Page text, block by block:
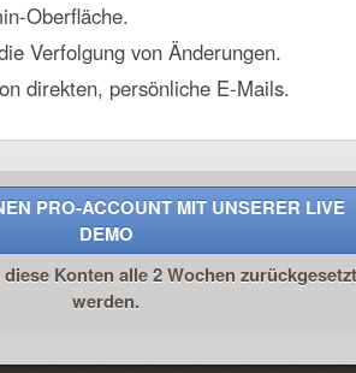
Oberfläche.
Verfolgung von Änderungen.
direkten, persönliche E-Mails.
PRO-ACCOUNT MIT UNSERER LIVE
DEMO
Konten alle 2 Wochen zurückgesetzt
werden.